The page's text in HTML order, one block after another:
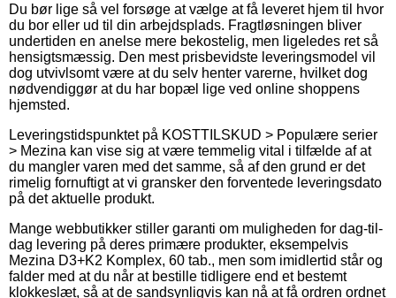
Du bør lige så vel forsøge at vælge at få leveret hjem til hvor
du bor eller ud til din arbejdsplads. Fragtløsningen bliver
undertiden en anelse mere bekostelig, men ligeledes ret så
hensigtsmæssig. Den mest prisbevidste leveringsmodel vil
dog utvivlsomt være at du selv henter varerne, hvilket dog
nødvendiggør at du har bopæl lige ved online shoppens
hjemsted.
Leveringstidspunktet på KOSTTILSKUD > Populære serier
> Mezina kan vise sig at være temmelig vital i tilfælde af at
du mangler varen med det samme, så af den grund er det
rimelig fornuftigt at vi gransker den forventede leveringsdato
på det aktuelle produkt.
Mange webbutikker stiller garanti om muligheden for dag-til-
dag levering på deres primære produkter, eksempelvis
Mezina D3+K2 Komplex, 60 tab., men som imidlertid står og
falder med at du når at bestille tidligere end et bestemt
klokkeslæt, så at de sandsynligvis kan nå at få ordren ordnet